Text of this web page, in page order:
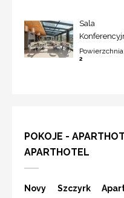
Sala
Powierzchnia:
2
POKOJE -
APARTHOTEL
Novy Szczyrk